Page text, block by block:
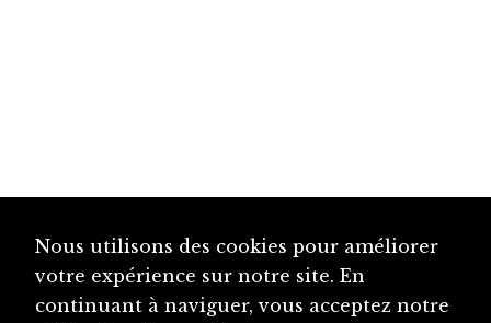
Nous utilisons des cookies pour améliorer
votre expérience sur notre site. En
continuant à naviguer, vous acceptez notre